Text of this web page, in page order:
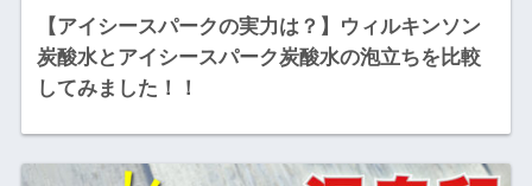
【アイシースパークの実力は？】ウィルキンソン
炭酸水とアイシースパーク炭酸水の泡立ちを比較
してみました！！